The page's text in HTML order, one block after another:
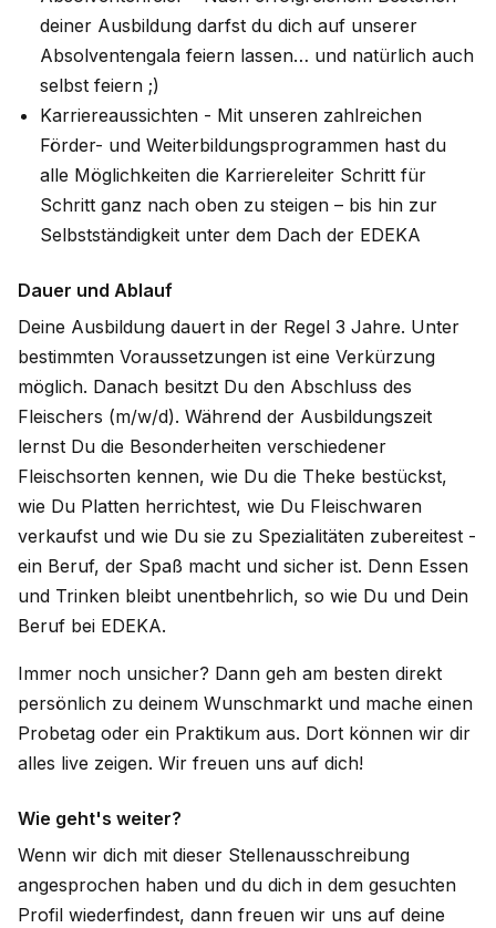
deiner Ausbildung darfst du dich auf unserer
Absolventengala feiern lassen… und natürlich auch
selbst feiern ;)
Karriereaussichten - Mit unseren zahlreichen
Förder- und Weiterbildungsprogrammen hast du
alle Möglichkeiten die Karriereleiter Schritt für
Schritt ganz nach oben zu steigen – bis hin zur
Selbstständigkeit unter dem Dach der EDEKA
Dauer und Ablauf
Deine Ausbildung dauert in der Regel 3 Jahre. Unter
bestimmten Voraussetzungen ist eine Verkürzung
möglich. Danach besitzt Du den Abschluss des
Fleischers (m/w/d). Während der Ausbildungszeit
lernst Du die Besonderheiten verschiedener
Fleischsorten kennen, wie Du die Theke bestückst,
wie Du Platten herrichtest, wie Du Fleischwaren
verkaufst und wie Du sie zu Spezialitäten zubereitest -
ein Beruf, der Spaß macht und sicher ist. Denn Essen
und Trinken bleibt unentbehrlich, so wie Du und Dein
Beruf bei EDEKA.
Immer noch unsicher? Dann geh am besten direkt
persönlich zu deinem Wunschmarkt und mache einen
Probetag oder ein Praktikum aus. Dort können wir dir
alles live zeigen. Wir freuen uns auf dich!
Wie geht's weiter?
Wenn wir dich mit dieser Stellenausschreibung
angesprochen haben und du dich in dem gesuchten
Profil wiederfindest, dann freuen wir uns auf deine